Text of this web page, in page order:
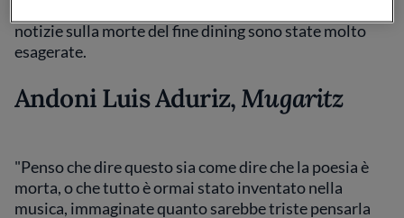
notizie sulla morte del fine dining sono state molto
esagerate.
Andoni Luis Aduriz,Mugaritz
"Penso che dire questo sia come dire che la poesia è
morta, o che tutto è ormai stato inventato nella
musica, immaginate quanto sarebbe triste pensarla